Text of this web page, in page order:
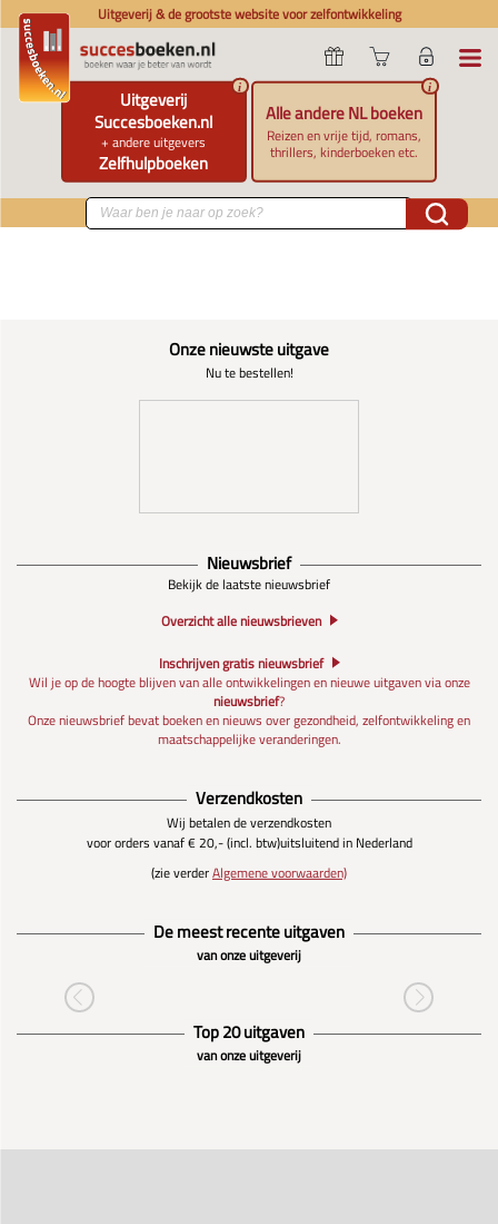
Uitgeverij & de grootste website voor zelfontwikkeling
Uitgeverij
Succesboeken.nl
+ andere uitgevers
Zelfhulpboeken
i
Alle andere NL boeken
Reizen en vrije tijd, romans,
thrillers, kinderboeken etc.
i
Onze nieuwste uitgave
Nu te bestellen!
Nieuwsbrief
Bekijk de laatste nieuwsbrief
Overzicht alle nieuwsbrieven
Inschrijven gratis nieuwsbrief
Wil je op de hoogte blijven van alle ontwikkelingen en nieuwe uitgaven via onze
nieuwsbrief?
Onze nieuwsbrief bevat boeken en nieuws over gezondheid, zelfontwikkeling en
maatschappelijke veranderingen.
Verzendkosten
Wij betalen de verzendkosten
voor orders vanaf € 20,- (incl. btw)uitsluitend in Nederland
(zie verderAlgemene voorwaarden)
De meest recente uitgaven
van onze uitgeverij
Top 20 uitgaven
van onze uitgeverij